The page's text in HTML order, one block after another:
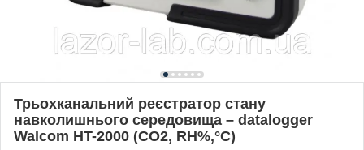
Трьохканальний реєстратор стану
навколишнього середовища – datalogger
Walcom HT-2000 (СО2, RH%,°C)